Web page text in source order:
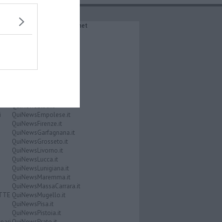
IL NETWORK QuiNews.net
QuiNewsAbetone.it
QuiNewsCasentino.it
QuiNewsElba.it
QuiNewsEmpolese.it
QuiNewsFirenze.it
QuiNewsGarfagnana.it
QuiNewsGrosseto.it
QuiNewsLivorno.it
QuiNewsLucca.it
QuiNewsLunigiana.it
QuiNewsMaremma.it
QuiNewsMassaCarrara.it
QuiNewsMugello.it
QuiNewsPisa.it
QuiNewsPistoia.it